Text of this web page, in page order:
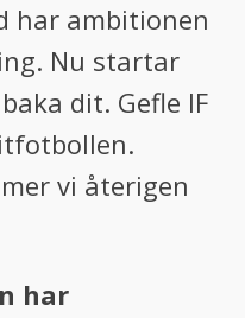
har ambitionen
Nu startar
dit. Gefle IF
vi återigen
har